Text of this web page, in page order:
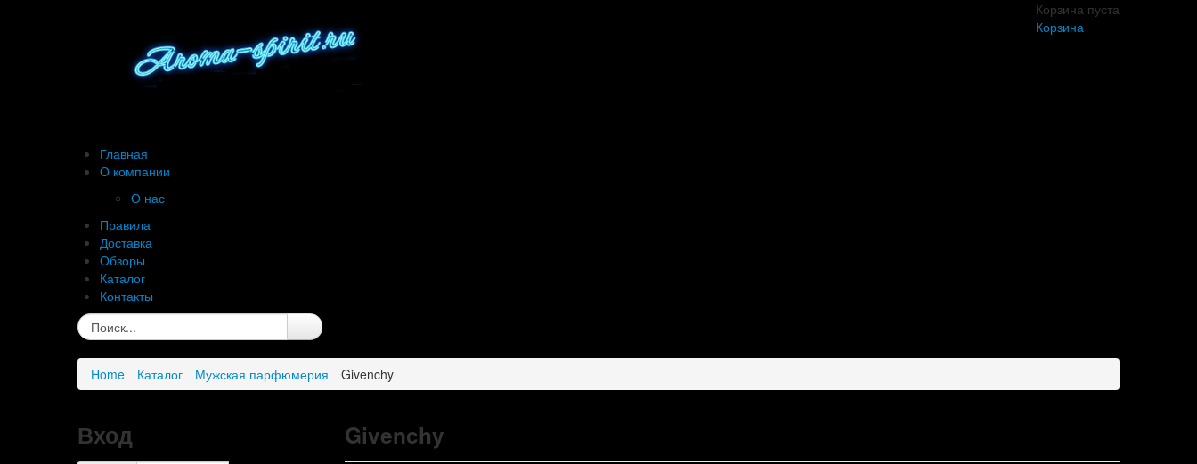
Корзина пуста
Корзина
Главная
О компании
О нас
Правила
Доставка
Обзоры
Каталог
Контакты
Home Каталог Мужская парфюмерия Givenchy
Вход Givenchy